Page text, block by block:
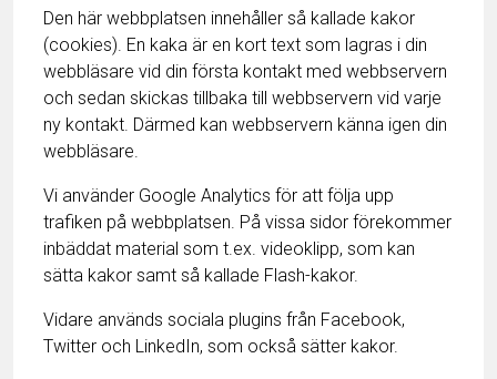
Den här webbplatsen innehåller så kallade kakor
(cookies). En kaka är en kort text som lagras i din
webbläsare vid din första kontakt med webbservern
och sedan skickas tillbaka till webbservern vid varje
ny kontakt. Därmed kan webbservern känna igen din
webbläsare.
Vi använder Google Analytics för att följa upp
trafiken på webbplatsen. På vissa sidor förekommer
inbäddat material som t.ex. videoklipp, som kan
sätta kakor samt så kallade Flash-kakor.
Vidare används sociala plugins från Facebook,
Twitter och LinkedIn, som också sätter kakor.